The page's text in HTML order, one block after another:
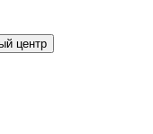
центр